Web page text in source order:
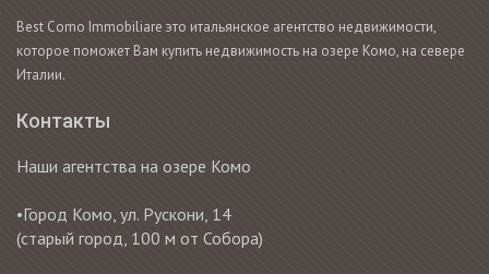
Best Como Immobiliare это итальянское агентство недвижимости,
которое поможет Вам купить недвижимость на озере Комо, на севере
Италии.
Контакты
Наши агентства на озере Комо
•Город Комо, ул. Рускони, 14
(старый город, 100 м от Собора)